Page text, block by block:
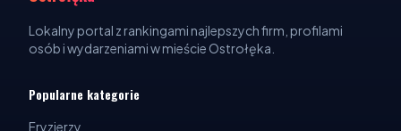
Lokalny portal z rankingami najlepszych firm, profilami
osób i wydarzeniami w mieście Ostrołęka.
Popularne kategorie
Fryzjerzy